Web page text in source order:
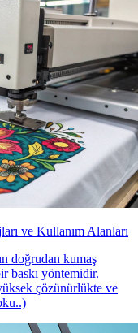
ve Kullanım Alanları
doğrudan kumaş
baskı yöntemidir.
çözünürlükte ve